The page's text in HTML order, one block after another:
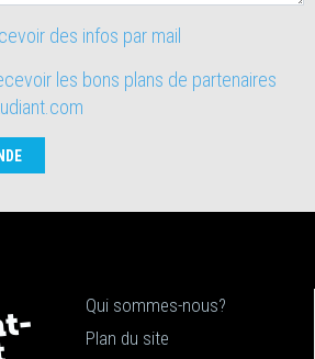
des infos par mail
les bons plans de partenaires
Qui sommes-nous?
Plan du site